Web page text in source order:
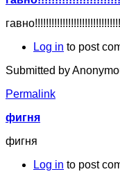
Log in to post
Submitted by
Permalink
фигня
фигня
Log in to post